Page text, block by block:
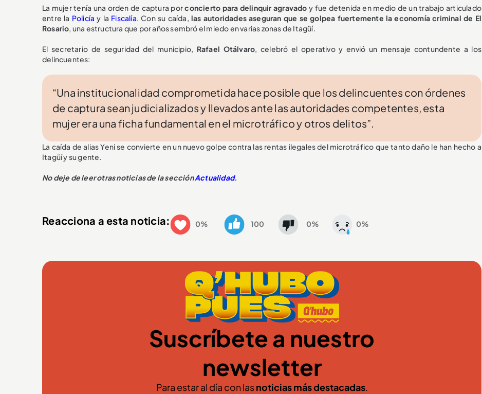
La mujer tenía una orden de captura porconcierto para delinquir agravado y fue detenida en medio de un trabajo articulado
entre la Policía y la Fiscalía. Con su caída, las autoridades aseguran que se golpea fuertemente la economía criminal de El
Rosario, una estructura que por años sembró el miedo en varias zonas de Itagüí.
El secretario de seguridad del municipio, Rafael Otálvaro, celebró el operativo y envió un mensaje contundente a los
delincuentes:
“Una institucionalidad comprometida hace posible que los delincuentes con órdenes
de captura sean judicializados y llevados ante las autoridades competentes, esta
mujer era una ficha fundamental en el microtráfico y otros delitos”.
La caída de alias Yeni se convierte en un nuevo golpe contra las rentas ilegales del microtráfico que tanto daño le han hecho a
Itagüí y su gente.
No deje de leer otras noticias de la secciónActualidad.
Reacciona a esta noticia: 0% 100 0% 0%
Suscríbete a nuestro
newsletter
Para estar al día con lasnoticias más destacadas.